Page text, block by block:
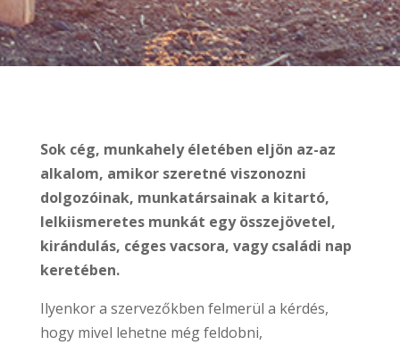
Sok cég, munkahely életében eljön az-az
alkalom, amikor szeretné viszonozni
dolgozóinak, munkatársainak a kitartó,
lelkiismeretes munkát egy összejövetel,
kirándulás, céges vacsora, vagy családi nap
keretében.
Ilyenkor a szervezőkben felmerül a kérdés,
hogy mivel lehetne még feldobni,